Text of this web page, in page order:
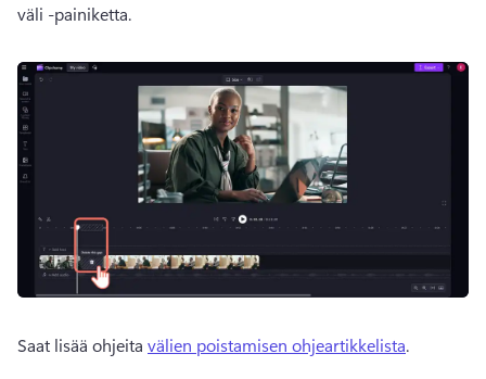
väli -painiketta.
Saat lisää ohjeita välien poistamisen ohjeartikkelista.